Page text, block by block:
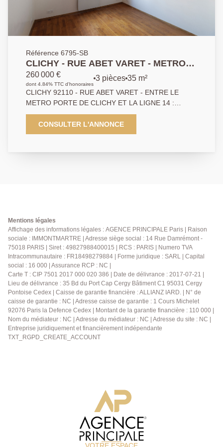
Référence 6795-SB
CLICHY - RUE ABET VARET - METRO
SAINT OUEN
260 000 €
dont 4.84% TTC d'honoraires
3 pièces 35 m²
CLICHY 92110 - RUE ABET VARET - ENTRE LE
METRO PORTE DE CLICHY ET LA LIGNE 14 :
METRO SAINT OUEN ! Idéalement positionné, dans
un bel immeuble ancien au sien d'une copropriété
bien entretenue, au 2ème étage de l'immeuble. Venez
CONSULTER L'ANNONCE
Mentions légales
Affichage des informations légales : AGENCE PRINCIPALE Paris | Raison
sociale : IMMONTMARTRE | Adresse siège social : 14 Rue Damrémont -
75018 PARIS | Siret : 49827988400015 | RCS : PARIS | Numero TVA
Intracommunautaire : FR18498279884 | Forme juridique : SARL | Capital
social : 16 000 | Assurance RCP : NC |
Carte T : CIP 7501 2017 000 020 386 | Date de délivrance : 2017-07-21 |
Lieu de délivrance : 35 Bd du Port Cap Cergy Bâtiment C1 95031 Cergy
Pontoise Cedex | Caisse de garantie financière : ALLIANZ IARD. | N° de
caisse de garantie : NC | Adresse caisse de garantie : 1 Cours Michelet
92076 Paris la Defence Cedex | Montant de la garantie financière : 110 000 |
Nom du médiateur : NC | Adresse du médiateur : NC | Adresse du site : NC |
Entreprise juridiquement et financièrement indépendante
TXT_RGPD_CREATE_ACCOUNT